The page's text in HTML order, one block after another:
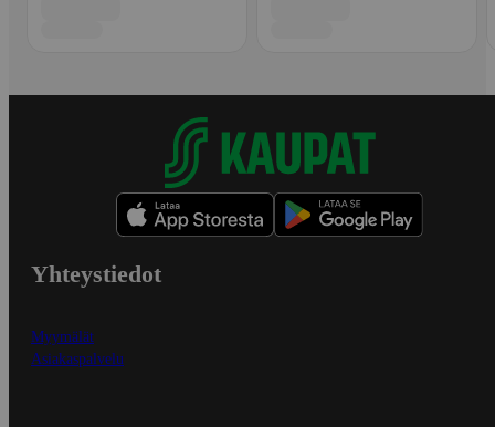
Yhteystiedot
Myymälät
Asiakaspalvelu